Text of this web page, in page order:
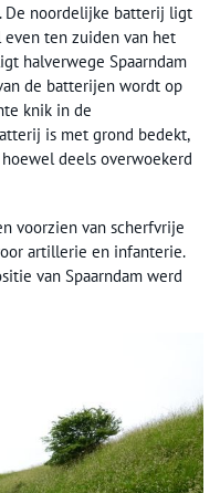
De noordelijke batterij ligt
ten zuiden van het
halverwege Spaarndam
de batterijen wordt op
knik in de
is met grond bedekt,
deels overwoekerd
voorzien van scherfvrije
artillerie en infanterie.
van Spaarndam werd